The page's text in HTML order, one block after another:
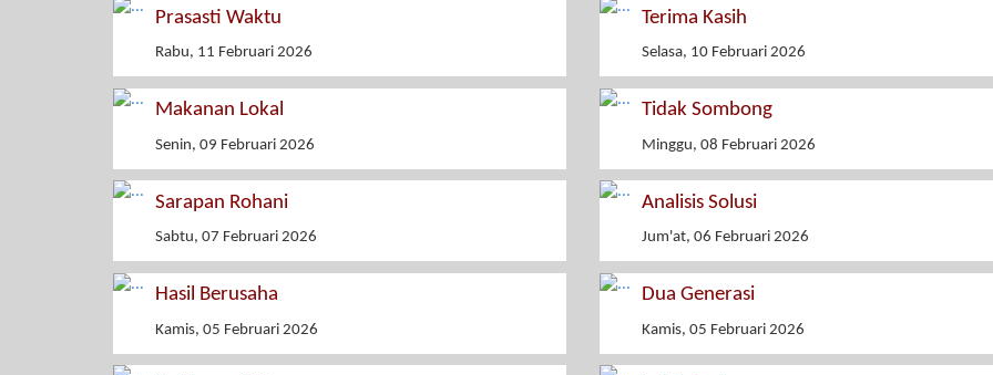
Prasasti Waktu
Rabu, 11 Februari 2026
Terima Kasih
Selasa, 10 Februari 2026
Makanan Lokal
Senin, 09 Februari 2026
Tidak Sombong
Minggu, 08 Februari 2026
Sarapan Rohani
Sabtu, 07 Februari 2026
Analisis Solusi
Jum'at, 06 Februari 2026
Hasil Berusaha
Kamis, 05 Februari 2026
Dua Generasi
Kamis, 05 Februari 2026